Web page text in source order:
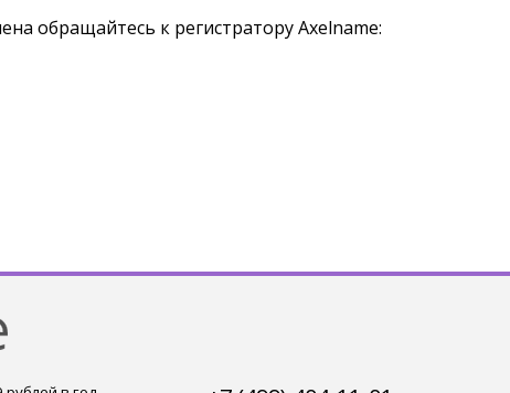
обращайтесь к регистратору Axelname: